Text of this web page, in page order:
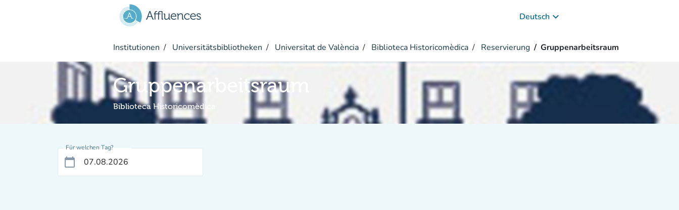
Deutsch keyboard_arrow_down
Institutionen Universitätsbibliotheken Universitat de València Biblioteca Historicomèdica Reservierung Gruppenarbeitsraum
Gruppenarbeitsraum
Biblioteca Historicomèdica
Für welchen Tag?
calendar_today